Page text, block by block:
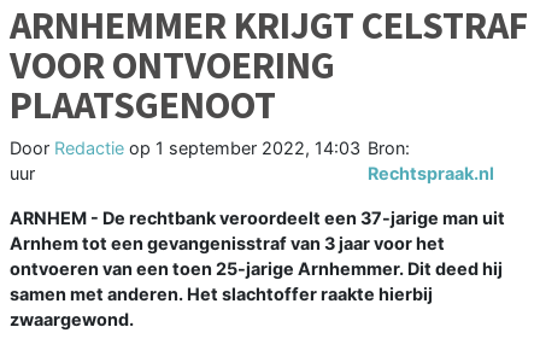
ARNHEMMER KRIJGT CELSTRAF
VOOR ONTVOERING
PLAATSGENOOT
Door Redactie op 1 september 2022, 14:03
uur
Bron:
Rechtspraak.nl
ARNHEM - De rechtbank veroordeelt een 37-jarige man uit
Arnhem tot een gevangenisstraf van 3 jaar voor het
ontvoeren van een toen 25-jarige Arnhemmer. Dit deed hij
samen met anderen. Het slachtoffer raakte hierbij
zwaargewond.